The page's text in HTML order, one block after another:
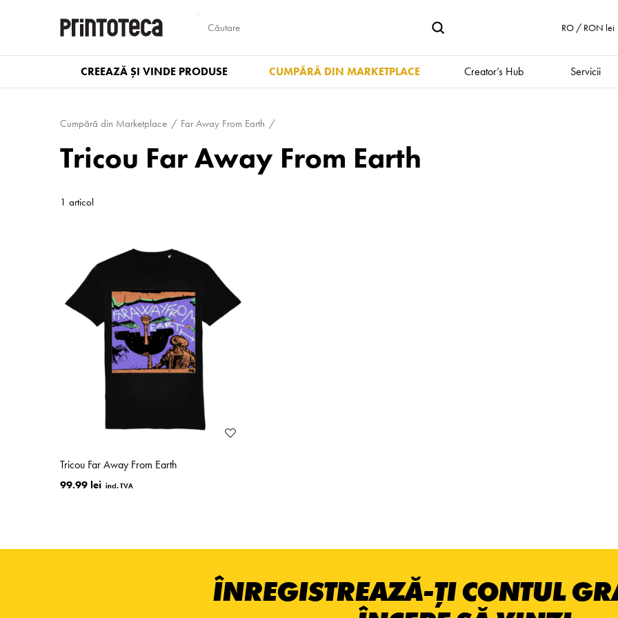
RO / RON lei
CREEAZĂ ȘI VINDE PRODUSE CUMPĂRĂ DIN MARKETPLACE Creator’s Hub Servicii
Cumpără din Marketplace Far Away From Earth
Tricou Far Away From Earth
1 articol
Tricou Far Away From Earth
99.99 lei
ÎNREGISTREAZĂ-ȚI CONTUL